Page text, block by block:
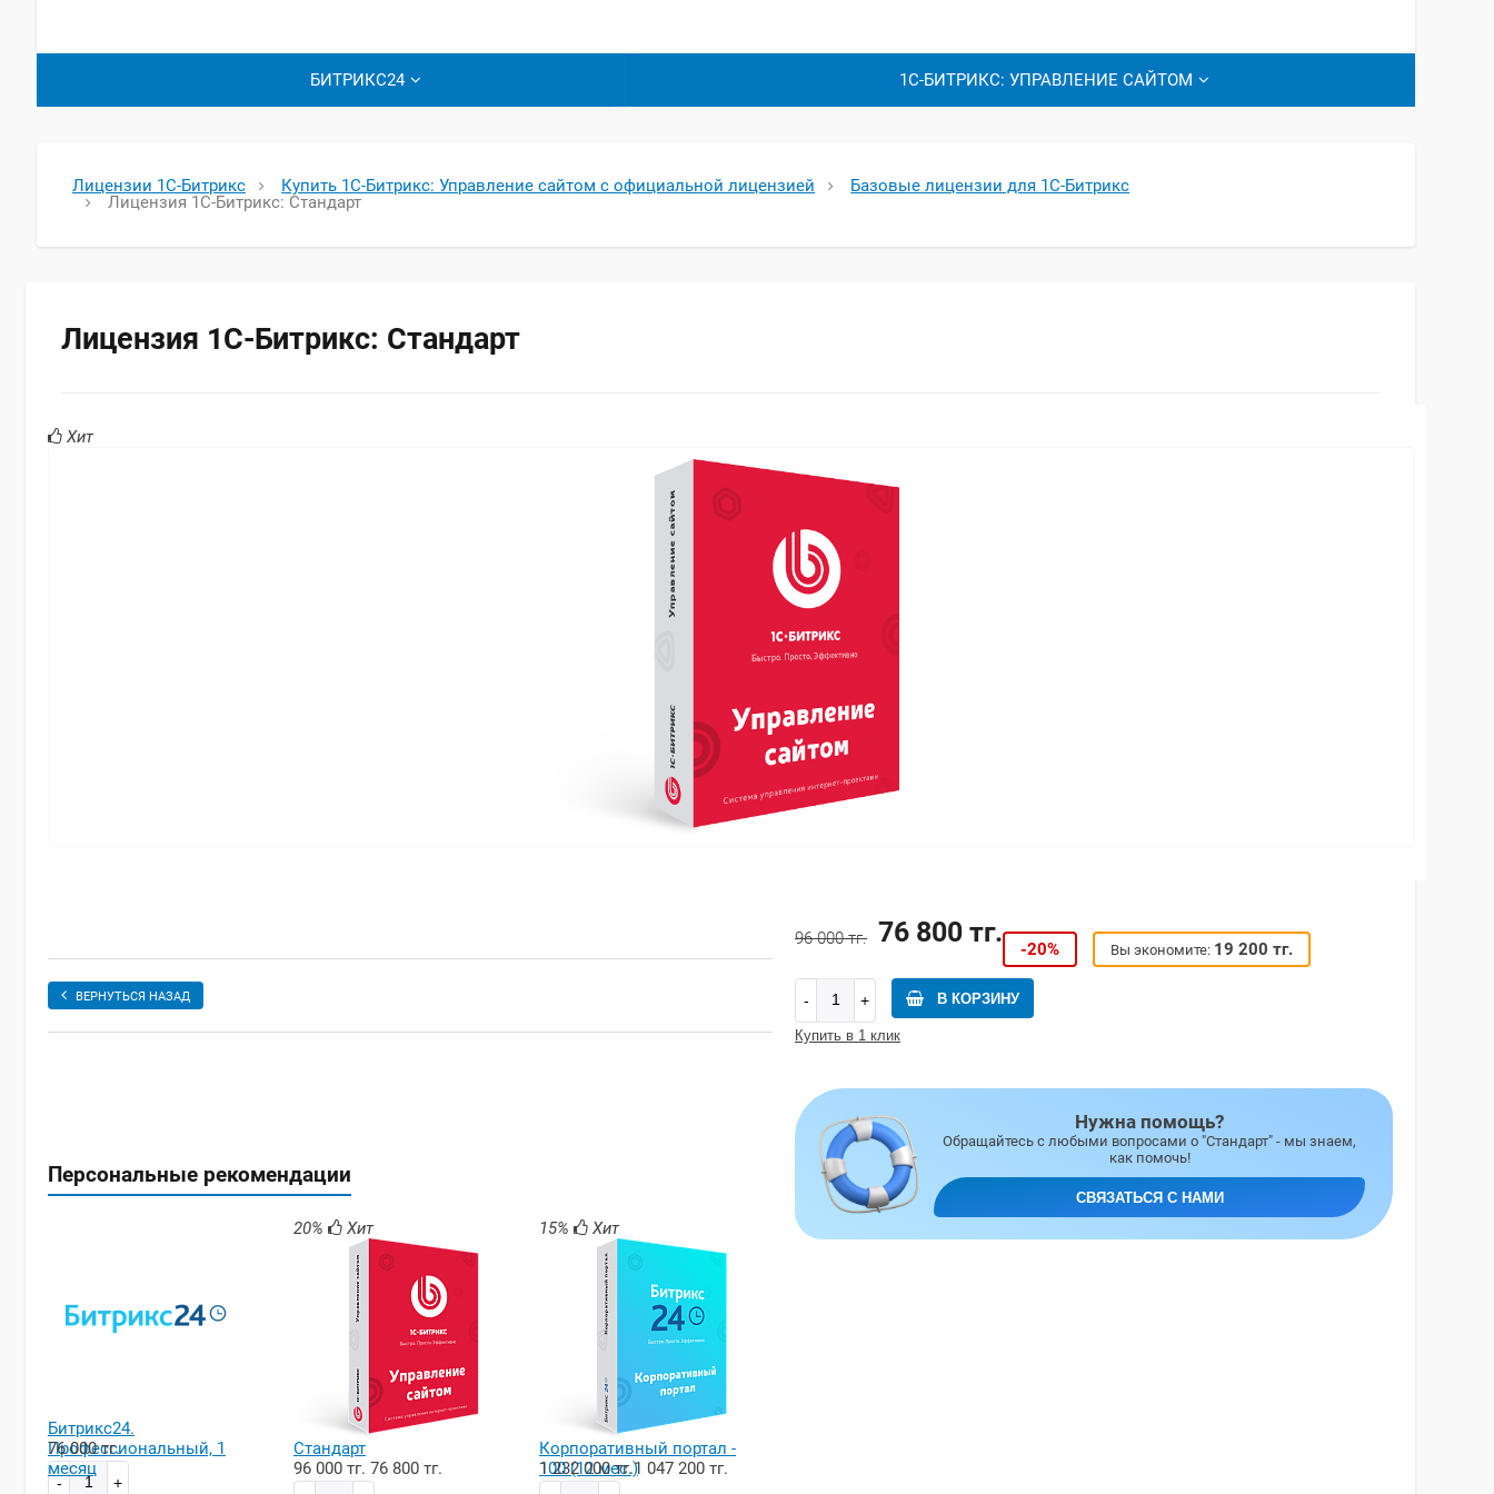
БИТРИКС24 1С-БИТРИКС: УПРАВЛЕНИЕ САЙТОМ
Лицензии 1С-Битрикс Купить 1С-Битрикс: Управление сайтом с официальной лицензией
Базовые лицензии для 1С-Битрикс
Лицензия 1С-Битрикс: Стандарт
Лицензия 1С-Битрикс: Стандарт
Хит
96 000 тг. 76 800 тг.
-20% Вы экономите: 19 200 тг.
В КОРЗИНУ
Купить в 1 клик
Нужна помощь?
Обращайтесь с любыми вопросами о "Стандарт" - мы знаем,
как помочь!
СВЯЗАТЬСЯ С НАМИ
ВЕРНУТЬСЯ НАЗАД
Персональные рекомендации
Битрикс24.
Профессиональный, 1
месяц
76 000 тг.
20% Хит
Стандарт
96 000 тг. 76 800 тг.
15% Хит
Корпоративный портал -
100 (12 мес.)
1 232 000 тг.1 047 200 тг.